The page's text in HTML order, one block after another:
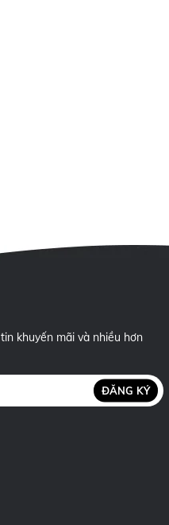
khuyến mãi và nhiều hơn
ĐĂNG KÝ